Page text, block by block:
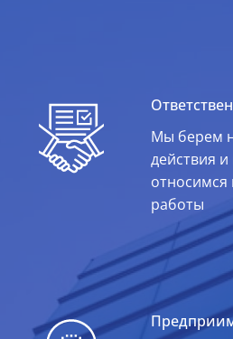
Мы берем
действия
работы